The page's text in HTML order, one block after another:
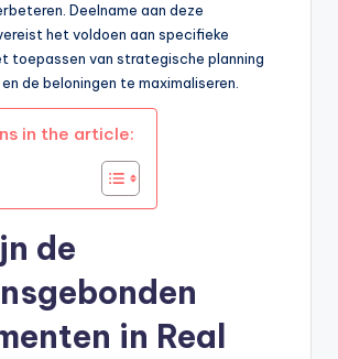
Deelname aan deze
het voldoen aan specifieke
toepassen van strategische planning
de beloningen te maximaliseren.
in the article:
de
in Real